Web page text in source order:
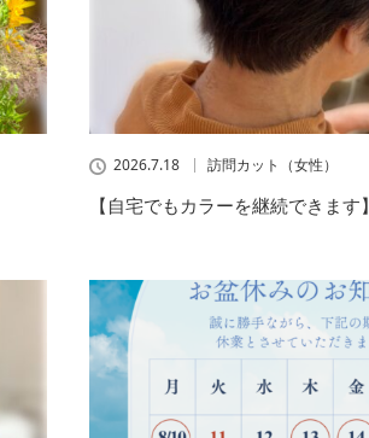
2026.7.18 訪問カット（女性）
【自宅でもカラーを継続できます】